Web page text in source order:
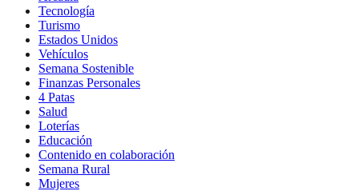
Tecnología
Turismo
Estados Unidos
Vehículos
Semana Sostenible
Finanzas Personales
4 Patas
Salud
Loterías
Educación
Contenido en colaboración
Semana Rural
Mujeres